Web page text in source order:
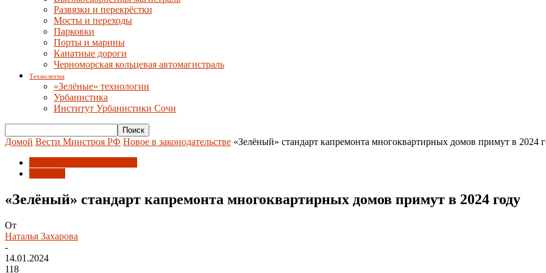
Развязки и перекрёстки
Мосты и переходы
Парковки
Порты и марины
Канатные дороги
Черноморская кольцевая автомагистраль
Технологии
«Зелёные» технологии
Урбанистика
Институт Урбанистики Сочи
Домой Вести Минстроя РФ Новое в законодательстве «Зелёный» стандарт капремонта многоквартирных домов примут в 2024
«Зелёный» стандарт капремонта многоквартирных домов примут в 2024 году
От
Наталья Захарова
-
14.01.2024
118